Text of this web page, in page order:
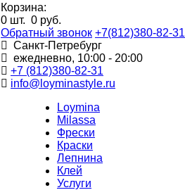
Корзина:
0 шт. 0 руб.
Обратный звонок +7(812)380-82-31
Санкт-Петребург
ежедневно, 10:00 - 20:00
+7 (812)380-82-31
info@loyminastyle.ru
Loymina
Milassa
Фрески
Краски
Лепнина
Клей
Услуги